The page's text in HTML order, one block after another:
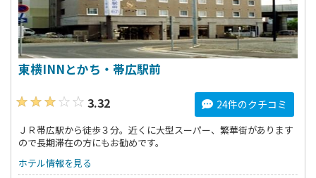
東横INNとかち・帯広駅前
3.32
24件のクチコミ
ＪＲ帯広駅から徒歩３分。近くに大型スーパー、繁華街があります
ので長期滞在の方にもお勧めです。
ホテル情報を見る